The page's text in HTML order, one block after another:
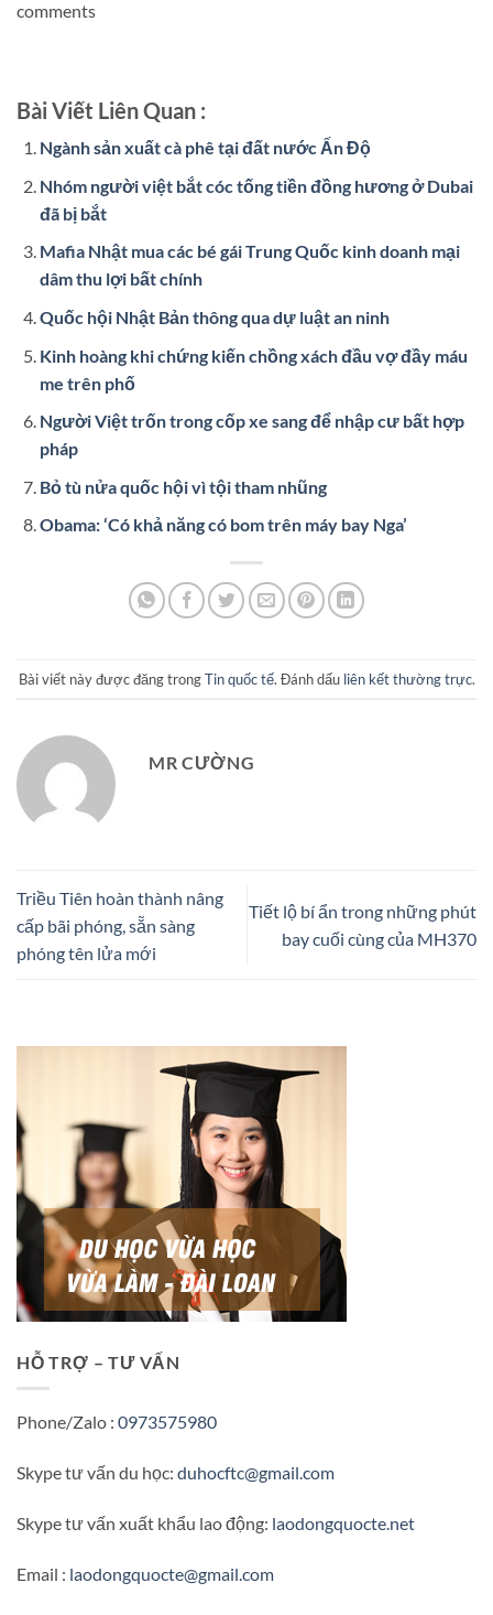
comments
Bài Viết Liên Quan :
Ngành sản xuất cà phê tại đất nước Ấn Độ
Nhóm người việt bắt cóc tống tiền đồng hương ở Dubai
đã bị bắt
Mafia Nhật mua các bé gái Trung Quốc kinh doanh mại
dâm thu lợi bất chính
Quốc hội Nhật Bản thông qua dự luật an ninh
Kinh hoàng khi chứng kiến chồng xách đầu vợ đầy máu
me trên phố
Người Việt trốn trong cốp xe sang để nhập cư bất hợp
pháp
Bỏ tù nửa quốc hội vì tội tham nhũng
Obama: ‘Có khả năng có bom trên máy bay Nga’
Bài viết này được đăng trongTin quốc tế. Đánh dấu liên kết thường trực.
MR CƯỜNG
Triều Tiên hoàn thành nâng
cấp bãi phóng, sẵn sàng
phóng tên lửa mới
Tiết lộ bí ẩn trong những phút
bay cuối cùng của MH370
HỖ TRỢ – TƯ VẤN
Phone/Zalo : 0973575980
Skype tư vấn du học: duhocftc@gmail.com
Skype tư vấn xuất khẩu lao động: laodongquocte.net
Email : laodongquocte@gmail.com